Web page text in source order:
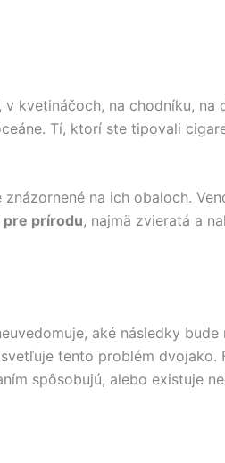
kvetináčoch, na chodníku, na
Tí, ktorí ste tipovali
na ich obaloch.
pre prírodu, najmä zvieratá a
aké následky bude
tento problém dvojako.
spôsobujú, alebo existuje